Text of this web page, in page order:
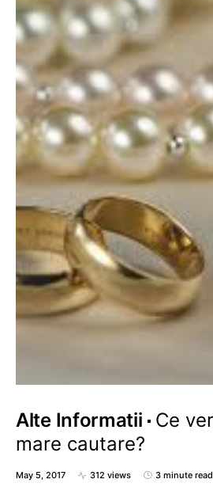
Alte Informatii
Ce
mare cautare?
May 5, 2017 312 views 3 minute read